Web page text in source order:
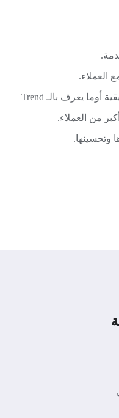
العملاء.
أوما يعرف بالـ Trend
من العملاء.
وتحسينها.